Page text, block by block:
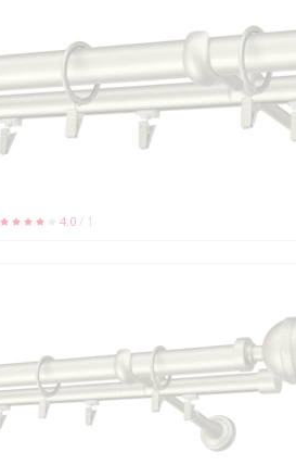
4.0 / 1